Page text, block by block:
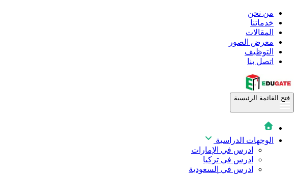
من نحن
خدماتنا
المقالات
معرض الصور
التوظيف
اتصل بنا
فتح القائمة الرئيسية
الوجهات الدراسية
ادرس في الإمارات
ادرس في تركيا
ادرس في السعودية